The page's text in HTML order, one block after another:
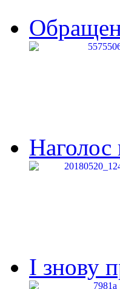
Наголос
І знову